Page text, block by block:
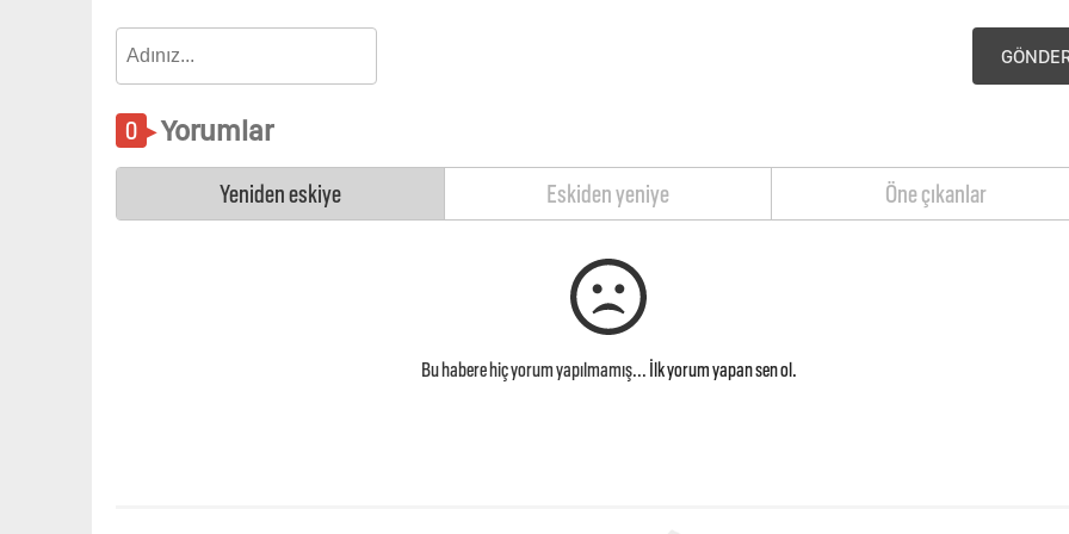
Yorumlar
Yeniden eskiye Eskiden yeniye Öne çıkanlar
Bu habere hiç yorum yapılmamış... İlk yorum yapan sen ol.